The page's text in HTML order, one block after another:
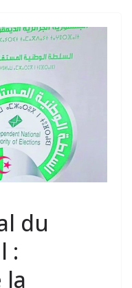
du
:
la